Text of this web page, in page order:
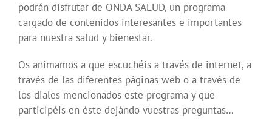
podrán disfrutar de ONDA SALUD, un programa
cargado de contenidos interesantes e importantes
para nuestra salud y bienestar.
Os animamos a que escuchéis a través de internet, a
través de las diferentes páginas web o a través de
los diales mencionados este programa y que
participéis en éste dejándo vuestras preguntas…